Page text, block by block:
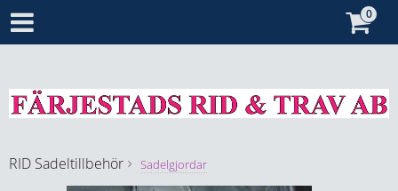
RID Sadeltillbehör Sadelgjordar